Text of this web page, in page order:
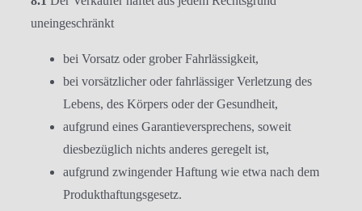
uneingeschränkt
bei Vorsatz oder grober Fahrlässigkeit,
bei vorsätzlicher oder fahrlässiger Verletzung des
Lebens, des Körpers oder der Gesundheit,
aufgrund eines Garantieversprechens, soweit
diesbezüglich nichts anderes geregelt ist,
aufgrund zwingender Haftung wie etwa nach dem
Produkthaftungsgesetz.